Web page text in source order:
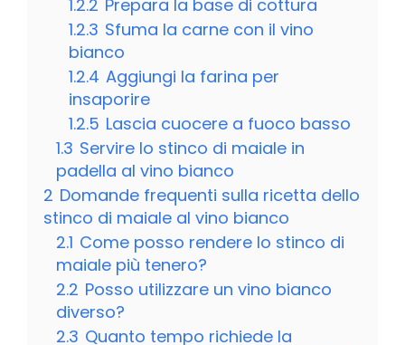
1.2.2 Prepara la base di cottura
1.2.3 Sfuma la carne con il vino
bianco
1.2.4 Aggiungi la farina per
insaporire
1.2.5 Lascia cuocere a fuoco basso
1.3 Servire lo stinco di maiale in
padella al vino bianco
2 Domande frequenti sulla ricetta dello
stinco di maiale al vino bianco
2.1 Come posso rendere lo stinco di
maiale più tenero?
2.2 Posso utilizzare un vino bianco
diverso?
2.3 Quanto tempo richiede la